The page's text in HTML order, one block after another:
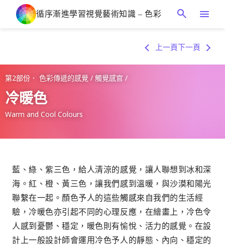
循序漸進學習視覺藝術知識 –色彩
上一頁下一頁
第2部份． 色彩傳遞的感覺 / 觸覺感官 /
冷暖色
Warm and Cool Colours
藍、綠、紫三色，給人清涼的感覺，讓人聯想到冰和深
海。紅、橙、黃三色，讓我們感到溫暖，與沙漠和陽光
聯繫在一起。顏色予人的這些觸感來自我們的生活經
驗，冷暖色亦引起不同的心理反應，在繪畫上，冷色令
人感到憂鬱、穩定，暖色則有愉悅、活力的感覺。在設
計上一般設計師會運用冷色予人的靜態、內向、穩定的